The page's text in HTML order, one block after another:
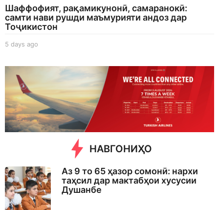
Шаффофият, рақамикунонӣ, самаранокӣ:
самти нави рушди маъмурияти андоз дар
Тоҷикистон
5 days ago
g
o
НАВГОНИҲО
Аз 9 то 65 ҳазор сомонӣ: нархи
таҳсил дар мактабҳои хусусии
Душанбе